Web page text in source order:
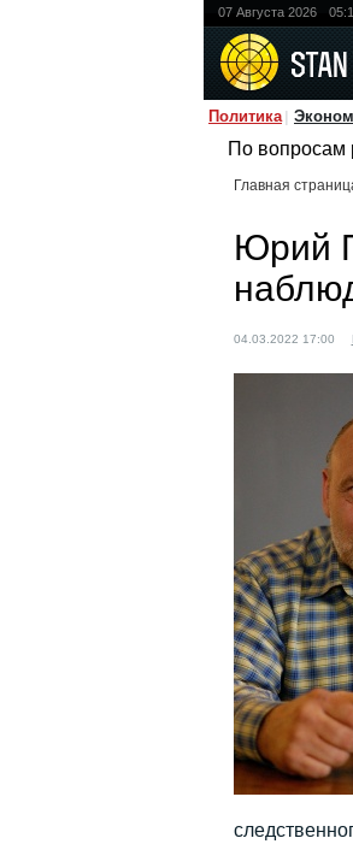
07 Августа 2026
Политика
По вопросам
Главная
Юрий
04.03.2022 17:00